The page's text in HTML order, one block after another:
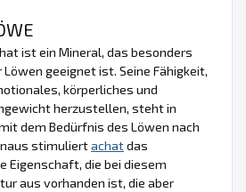
ist ein Mineral, das besonders
Löwen geeignet ist. Seine Fähigkeit,
körperliches und
herzustellen, steht in
dem Bedürfnis des Löwen nach
stimuliertachatdas
Eigenschaft, die bei diesem
aus vorhanden ist, die aber